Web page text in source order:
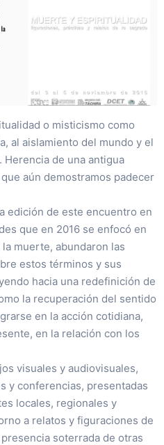
o misticismo como
al aislamiento del mundo y el
de una antigua
aún demostramos padecer
edición de este encuentro en
que en 2016 se enfocó en
muerte, abundaron las
estos términos y sus
hacia una redefinición de
la recuperación del sentido
en la acción cotidiana,
en la relación con los
visuales y audiovisuales,
y conferencias, presentadas
locales, regionales y
a relatos y figuraciones de
soterrada de otras